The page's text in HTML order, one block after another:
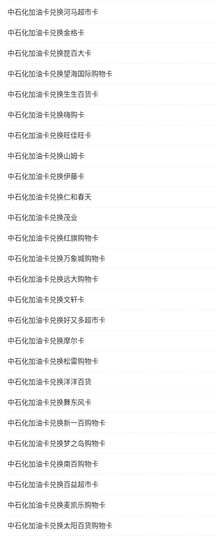
中石化加油卡兑换河马超市卡
中石化加油卡兑换金格卡
中石化加油卡兑换昆百大卡
中石化加油卡兑换望海国际购物卡
中石化加油卡兑换生生百货卡
中石化加油卡兑换嗨购卡
中石化加油卡兑换旺佳旺卡
中石化加油卡兑换山姆卡
中石化加油卡兑换伊藤卡
中石化加油卡兑换仁和春天
中石化加油卡兑换茂业
中石化加油卡兑换红旗购物卡
中石化加油卡兑换万象城购物卡
中石化加油卡兑换远大购物卡
中石化加油卡兑换文轩卡
中石化加油卡兑换好又多超市卡
中石化加油卡兑换摩尔卡
中石化加油卡兑换松雷购物卡
中石化加油卡兑换洋洋百货
中石化加油卡兑换舞东风卡
中石化加油卡兑换新一百购物卡
中石化加油卡兑换梦之岛购物卡
中石化加油卡兑换南百购物卡
中石化加油卡兑换百益超市卡
中石化加油卡兑换麦凯乐购物卡
中石化加油卡兑换太阳百货购物卡